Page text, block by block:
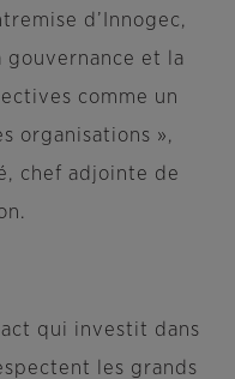
d’Innogec,
et la
comme un
organisations »,
chef adjointe de
qui investit dans
les grands